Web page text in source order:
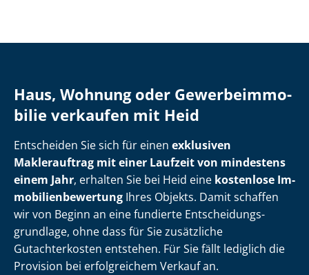
Haus, Wohnung oder Ge­wer­be­im­mo­
bi­lie verkaufen mit Heid
Entscheiden Sie sich für einen exklusiven
Maklerauftrag mit einer Laufzeit von mindestens
einem Jahr, erhalten Sie bei Heid eine kostenlose Im­
mo­bi­li­en­be­wer­tung Ihres Objekts. Damit schaffen
wir von Beginn an eine fundierte Ent­schei­dungs­
grund­la­ge, ohne dass für Sie zusätzliche
Gutachterkosten entstehen. Für Sie fällt lediglich die
Provision bei erfolgreichem Verkauf an.